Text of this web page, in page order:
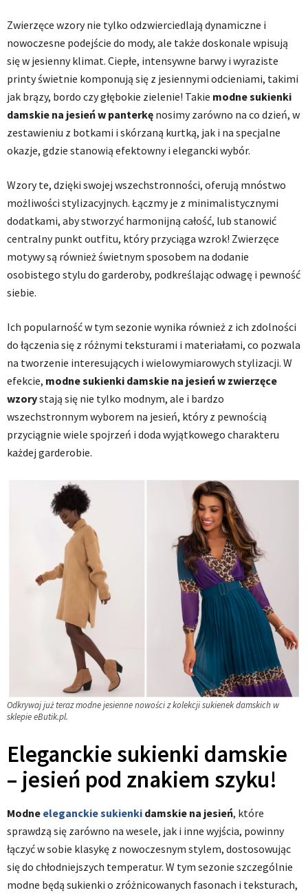
Zwierzęce wzory nie tylko odzwierciedlają dynamiczne i
nowoczesne podejście do mody, ale także doskonale wpisują
się w jesienny klimat. Ciepłe, intensywne barwy i wyraziste
printy świetnie komponują się z jesiennymi odcieniami, takimi
jak brązy, bordo czy głębokie zielenie! Takie modne sukienki
damskie na jesień w panterkę nosimy zarówno na co dzień, w
zestawieniu z botkami i skórzaną kurtką, jak i na specjalne
okazje, gdzie stanowią efektowny i elegancki wybór.
Wzory te, dzięki swojej wszechstronności, oferują mnóstwo
możliwości stylizacyjnych. Łączmy je z minimalistycznymi
dodatkami, aby stworzyć harmonijną całość, lub stanowić
centralny punkt outfitu, który przyciąga wzrok! Zwierzęce
motywy są również świetnym sposobem na dodanie
osobistego stylu do garderoby, podkreślając odwagę i pewność
siebie.
Ich popularność w tym sezonie wynika również z ich zdolności
do łączenia się z różnymi teksturami i materiałami, co pozwala
na tworzenie interesujących i wielowymiarowych stylizacji. W
efekcie, modne sukienki damskie na jesień w zwierzęce
wzorystają się nie tylko modnym, ale i bardzo
wszechstronnym wyborem na jesień, który z pewnością
przyciągnie wiele spojrzeń i doda wyjątkowego charakteru
każdej garderobie.
Odkrywaj już teraz modne jesienne nowości z kolekcji sukienek damskich w
sklepie eButik.pl.
Eleganckie sukienki damskie
– jesień pod znakiem szyku!
Modne eleganckie sukienki damskie na jesień, które
sprawdzą się zarówno na wesele, jak i inne wyjścia, powinny
łączyć w sobie klasykę z nowoczesnym stylem, dostosowując
się do chłodniejszych temperatur. W tym sezonie szczególnie
modne będą sukienki o zróżnicowanych fasonach i teksturach,